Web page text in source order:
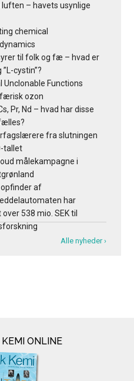
luften – havets usynlige
chemical
til folk og fæ – hvad er
cystin”?
Unclonable Functions
ozon
Pr, Nd – hvad har disse
fra slutningen
tallet
målekampagne i
af
har
538 mio. SEK til
Alle nyheder ›
ONLINE